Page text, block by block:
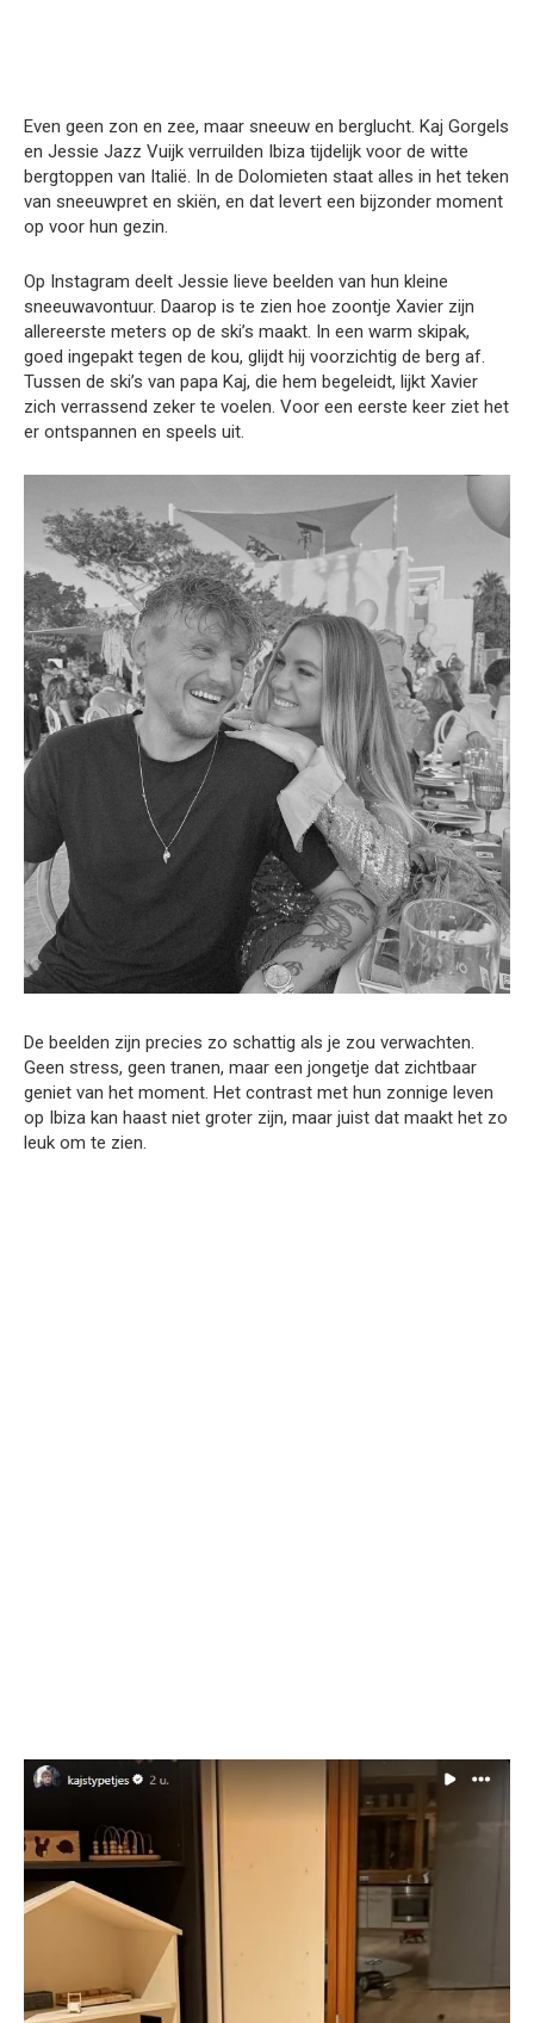
Even geen zon en zee, maar sneeuw en berglucht. Kaj Gorgels
en Jessie Jazz Vuijk verruilden Ibiza tijdelijk voor de witte
bergtoppen van Italië. In de Dolomieten staat alles in het teken
van sneeuwpret en skiën, en dat levert een bijzonder moment
op voor hun gezin.
Op Instagram deelt Jessie lieve beelden van hun kleine
sneeuwavontuur. Daarop is te zien hoe zoontje Xavier zijn
allereerste meters op de ski’s maakt. In een warm skipak,
goed ingepakt tegen de kou, glijdt hij voorzichtig de berg af.
Tussen de ski’s van papa Kaj, die hem begeleidt, lijkt Xavier
zich verrassend zeker te voelen. Voor een eerste keer ziet het
er ontspannen en speels uit.
De beelden zijn precies zo schattig als je zou verwachten.
Geen stress, geen tranen, maar een jongetje dat zichtbaar
geniet van het moment. Het contrast met hun zonnige leven
op Ibiza kan haast niet groter zijn, maar juist dat maakt het zo
leuk om te zien.